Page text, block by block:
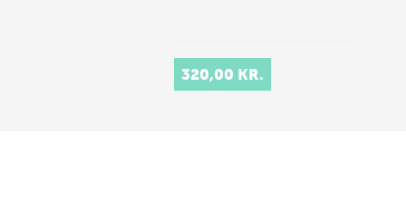
320,00 KR.